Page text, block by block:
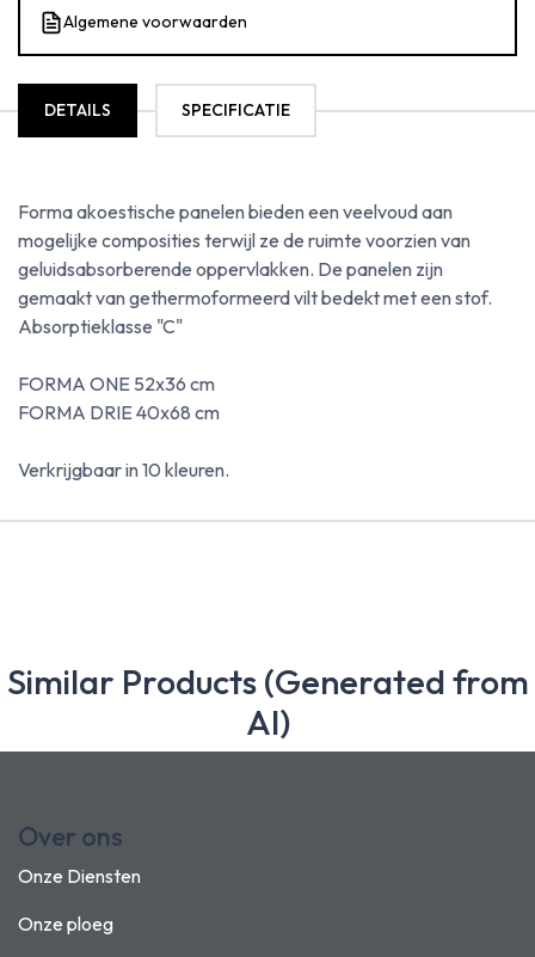
Algemene voorwaarden
DETAILS SPECIFICATIE
Forma akoestische panelen bieden een veelvoud aan
mogelijke composities terwijl ze de ruimte voorzien van
geluidsabsorberende oppervlakken. De panelen zijn
gemaakt van gethermoformeerd vilt bedekt met een stof.
Absorptieklasse "C"
FORMA ONE 52x36 cm
FORMA DRIE 40x68 cm
Verkrijgbaar in 10 kleuren.
Similar Products (Generated from
AI)
Over ons
Onze Diensten
Onze ploeg